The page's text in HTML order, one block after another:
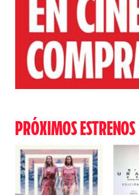
PRÓXIMOS ESTRENOS